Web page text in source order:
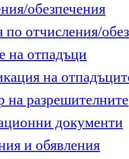
обезпечения
отчисления/
на отпадъци
на
на разрешителните
документи
и обявления